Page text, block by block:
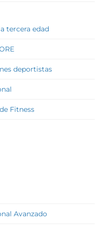
tercera edad
deportistas
Fitness
Avanzado